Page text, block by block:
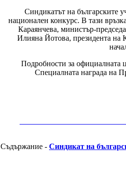
Синдикатът на българските
национален конкурс. В тази
Караянчева, министър-
Илияна Йотова, президента
Подробности за официалната
Специалната награда на
Съдържание - Синдикат на